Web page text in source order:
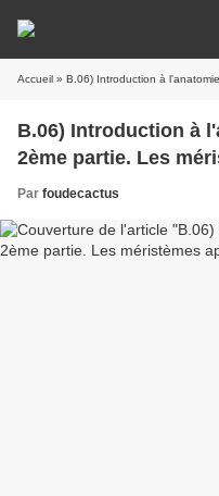
Accueil » B.06) Introduction à l'anatomie
B.06) Introduction à
2ème partie. Les
Par foudecactus